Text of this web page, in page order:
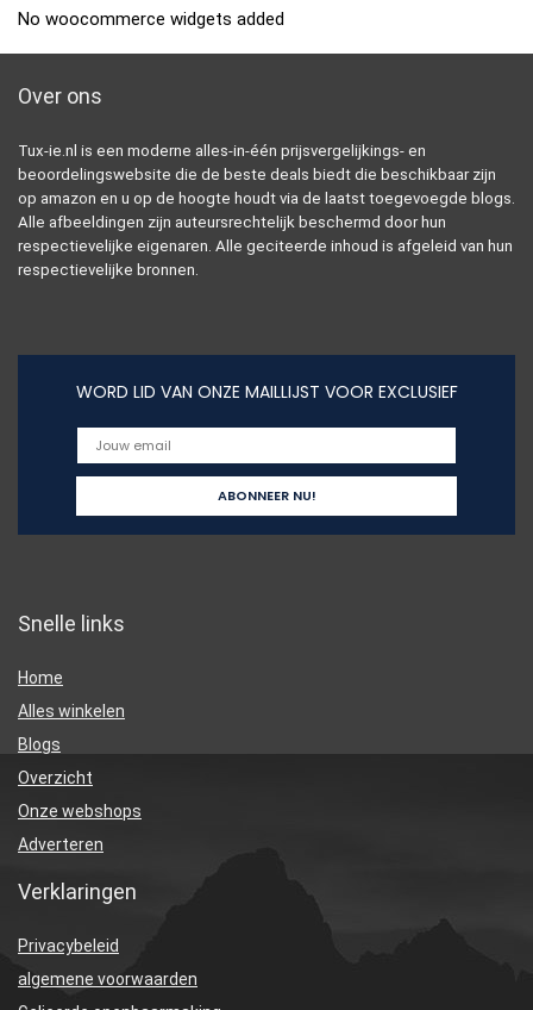
No woocommerce widgets added
Over ons
Tux-ie.nl is een moderne alles-in-één prijsvergelijkings- en
beoordelingswebsite die de beste deals biedt die beschikbaar zijn
op amazon en u op de hoogte houdt via de laatst toegevoegde blogs.
Alle afbeeldingen zijn auteursrechtelijk beschermd door hun
respectievelijke eigenaren. Alle geciteerde inhoud is afgeleid van hun
respectievelijke bronnen.
WORD LID VAN ONZE MAILLIJST VOOR EXCLUSIEF
Snelle links
Home
Alles winkelen
Blogs
Overzicht
Onze webshops
Adverteren
Verklaringen
Privacybeleid
algemene voorwaarden